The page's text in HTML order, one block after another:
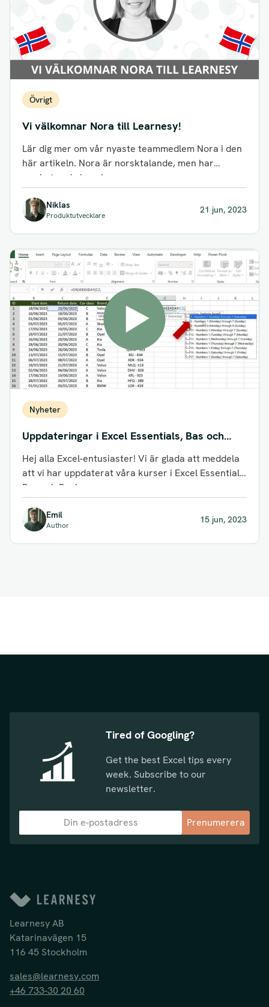
Övrigt
Vi välkomnar Nora till Learnesy!
Lär dig mer om vår nyaste teammedlem Nora i den
här artikeln. Nora är norsktalande, men har
mycket goda kunskaper...
Niklas
Produktutvecklare
21 jun, 2023
Nyheter
Uppdateringar i Excel Essentials, Bas och
Basis
Hej alla Excel-entusiaster! Vi är glada att meddela
att vi har uppdaterat våra kurser i Excel Essentials,
Bas och Basis....
Emil
Author
15 jun, 2023
Tired of Googling?
Get the best Excel tips every
week. Subscribe to our
newsletter.
Prenumerera
Learnesy AB
Katarinavägen 15
116 45 Stockholm
sales@learnesy.com
+46 733-30 20 60